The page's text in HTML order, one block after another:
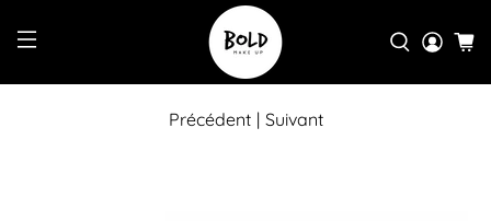
Précédent | Suivant